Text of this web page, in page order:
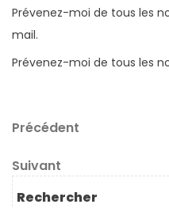
Prévenez-moi de tous les
mail.
Prévenez-moi de tous les
Navigation
de
l’article
Article
Précédent
Article
suivant
Suivant
Rechercher